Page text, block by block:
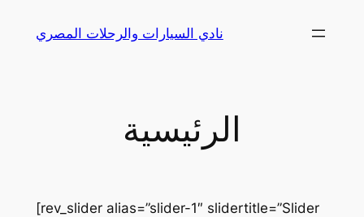
نادي السيارات والرحلات المصري
الرئيسية
[rev_slider alias=”slider-1″ slidertitle=”Slider